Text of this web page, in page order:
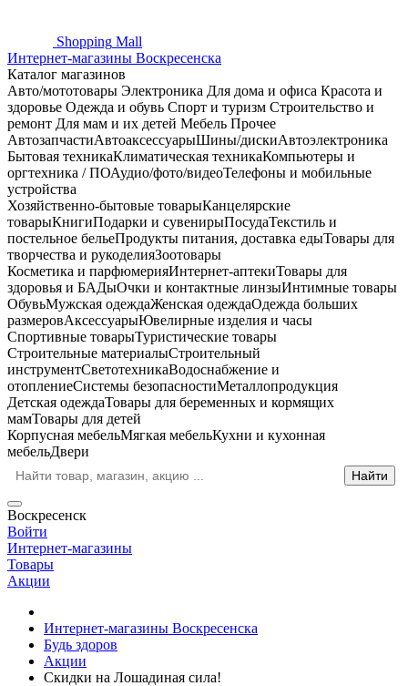
Shopping Mall
Интернет-магазины Воскресенска
Каталог магазинов
Авто/мототовары Электроника Для дома и офиса Красота и
здоровье Одежда и обувь Спорт и туризм Строительство и
ремонт Для мам и их детей Мебель Прочее
АвтозапчастиАвтоаксессуарыШины/дискиАвтоэлектроника
Бытовая техникаКлиматическая техникаКомпьютеры и
оргтехника / ПОАудио/фото/видеоТелефоны и мобильные
устройства
Хозяйственно-бытовые товарыКанцелярские
товарыКнигиПодарки и сувенирыПосудаТекстиль и
постельное бельеПродукты питания, доставка едыТовары для
творчества и рукоделияЗоотовары
Косметика и парфюмерияИнтернет-аптекиТовары для
здоровья и БАДыОчки и контактные линзыИнтимные товары
ОбувьМужская одеждаЖенская одеждаОдежда больших
размеровАксессуарыЮвелирные изделия и часы
Спортивные товарыТуристические товары
Строительные материалыСтроительный
инструментСветотехникаВодоснабжение и
отоплениеСистемы безопасностиМеталлопродукция
Детская одеждаТовары для беременных и кормящих
мамТовары для детей
Корпусная мебельМягкая мебельКухни и кухонная
мебельДвери
Воскресенск
Войти
Интернет-магазины
Товары
Акции
Интернет-магазины Воскресенска
Будь здоров
Акции
Скидки на Лошадиная сила!